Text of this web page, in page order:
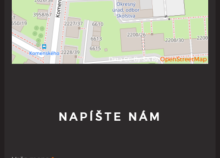
Data CC-By-SA byOpenStreetMap
NAPÍŠTE NÁM